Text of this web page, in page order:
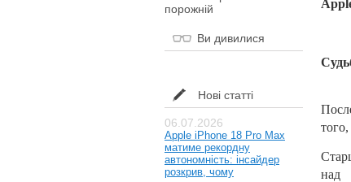
порожній
Ви дивилися
Нові статті
06.07.2026
Apple iPhone 18 Pro Max
матиме рекордну
автономність: інсайдер
розкрив, чому
над